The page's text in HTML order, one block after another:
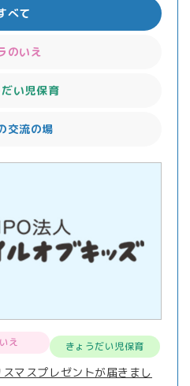
べて
のいえ
い児保育
交流の場
え きょうだい児保育
マスプレゼントが届きまし